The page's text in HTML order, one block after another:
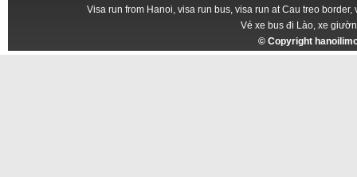
Visa run from Hanoi, visa run bus, visa run at Cau treo border,
Vé xe bus đi Lào, xe
© Copyright